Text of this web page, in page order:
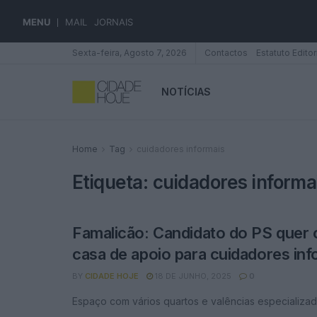
MENU MAIL JORNAIS
Sexta-feira, Agosto 7, 2026 Contactos Estatuto
NOTÍCIAS
Home Tag cuidadores informais
Etiqueta: cuidadores
Famalicão: Candidato do PS quer
casa de apoio para cuidadores
BY CIDADE HOJE 18 DE JUNHO, 2025 0
Espaço com vários quartos e valências